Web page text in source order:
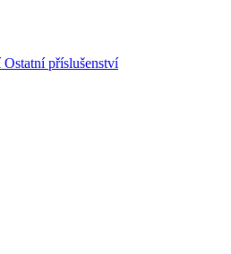
Ostatní příslušenství